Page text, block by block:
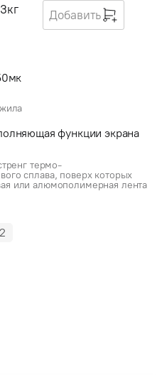
кг Добавить
функции экрана
термо-
сплава, поверх которых
или алюмополимерная лента